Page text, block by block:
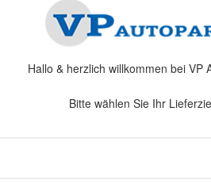
Hallo & herzlich willkommen bei VP
Bitte wählen Sie Ihr